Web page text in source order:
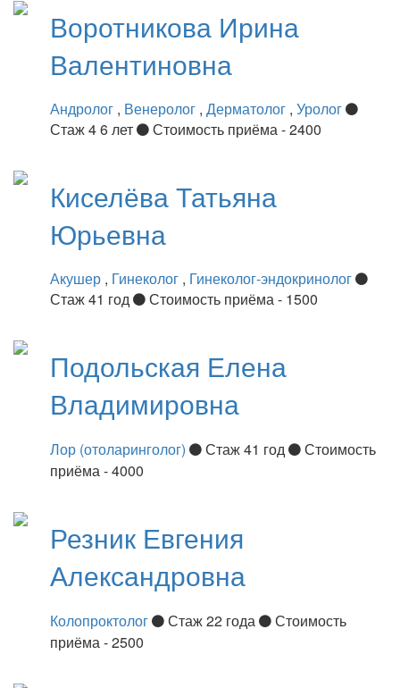
Воротникова Ирина
Валентиновна
Андролог , Венеролог , Дерматолог , Уролог
Стаж 4 6 лет
Стоимость приёма - 2400
КиселёваТатьяна
Юрьевна
Акушер , Гинеколог , Гинеколог-эндокринолог
Стаж 41 год
Стоимость приёма - 1500
Подольская Елена
Владимировна
Лор (отоларинголог) Стаж 41 год
Стоимость
приёма - 4000
Резник Евгения
Александровна
Колопроктолог Стаж 22 года
Стоимость
приёма - 2500